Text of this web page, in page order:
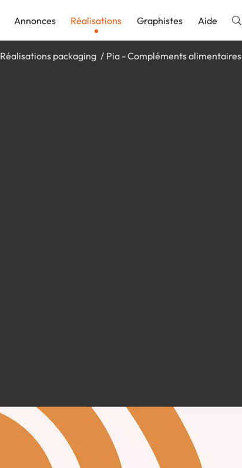
Annonces Réalisations Graphistes Aide
Réalisations packaging Pia - Compléments alimentaires